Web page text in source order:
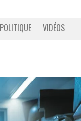
POLITIQUE VIDÉOS